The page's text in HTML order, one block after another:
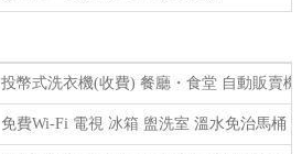
投幣式洗衣機(收費) 餐廳・食堂 自動販賣
免費Wi-Fi 電視 冰箱 盥洗室 溫水免治馬桶